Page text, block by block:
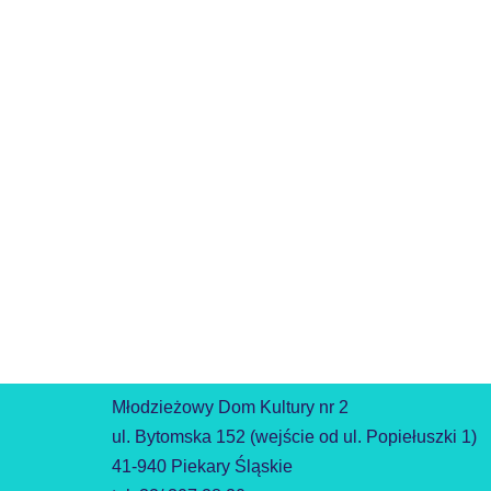
Młodzieżowy Dom Kultury nr 2
ul. Bytomska 152 (wejście od ul. Popiełuszki 1)
41-940 Piekary Śląskie